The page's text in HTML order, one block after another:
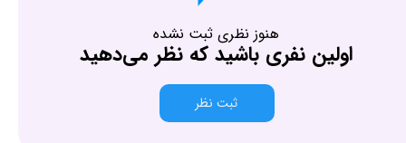
هنوز نظری ثبت نشده
اولین نفری باشید که نظر می‌دهید
ثبت نظر